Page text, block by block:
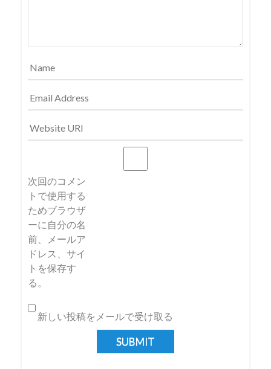
ー
シ
ョ
ン
次回のコメン
トで使用する
ためブラウザ
ーに自分の名
前、メールア
ドレス、サイ
トを保存す
る。
新しい投稿をメールで受け取る